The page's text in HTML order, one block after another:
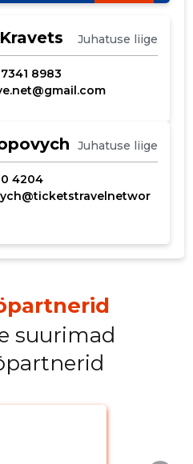
Juhatuse liige
8983
Juhatuse liige
4204
suurimad